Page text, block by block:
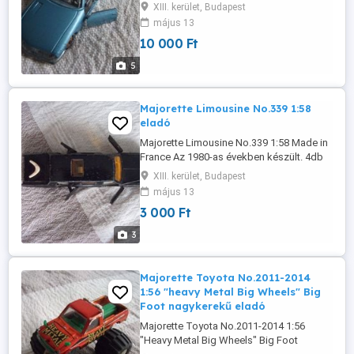
5
Esztétikailag vannak rajta festék kopások,
és filcezett a kereke, hátsó lámpája.
Matchbox alkoholos filccel, ami leírások
XIII. kerület, Budapest
május 13
10 000 Ft
3
Majorette Limousine No.339 1:58
eladó
Majorette Limousine No.339 1:58 Made in
France Az 1980-as években készült. 4db
nyíló ajtó, nyíló tetőablak. Kopott és
filcezés van rajta. Alkohollal elvileg
eltávolítható. Ára: 3.000.- Postázást nem
vállalok. Csere nem érdekel. Telefonon
XIII. kerület, Budapest
május 13
3 000 Ft
Majorette Toyota No.2011-2014
1:56 "heavy Metal Big Wheels" Big
Foot nagykerekű eladó
Majorette Toyota No.2011-2014 1:56
"Heavy Metal Big Wheels" Big Foot